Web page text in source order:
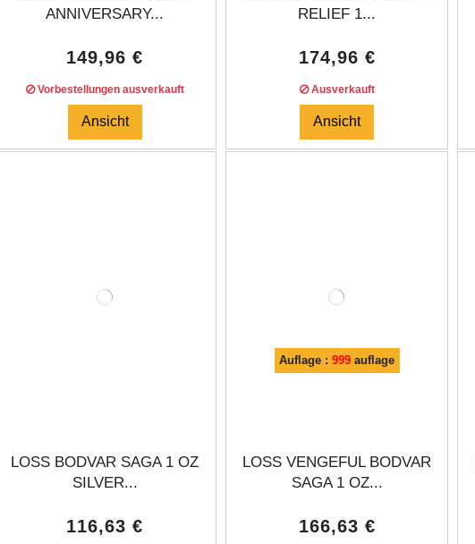
ANNIVERSARY...
149,96 €
Vorbestellungen ausverkauft
Ansicht
RELIEF 1...
174,96 €
Ausverkauft
Ansicht
LOSS BODVAR SAGA 1 OZ
SILVER...
116,63 €
Auflage :999 auflage
LOSS VENGEFUL BODVAR
SAGA 1 OZ...
166,63 €